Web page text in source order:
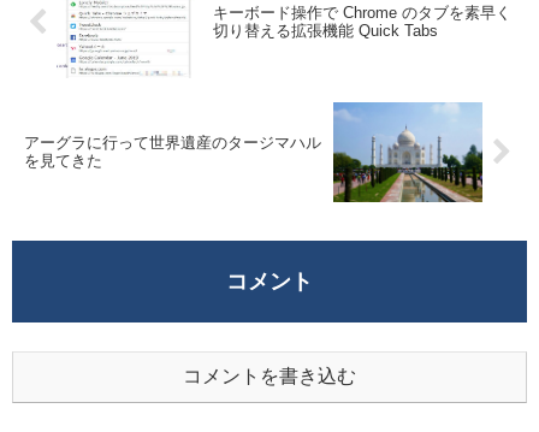
キーボード操作で Chrome のタブを素早く
切り替える拡張機能 Quick Tabs
アーグラに行って世界遺産のタージマハル
を見てきた
コメント
コメントを書き込む